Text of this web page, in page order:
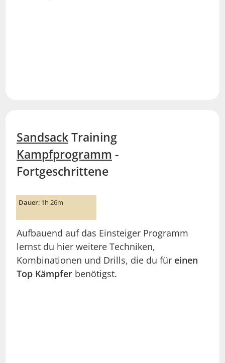
SandsackTraining
Kampfprogramm -
Fortgeschrittene
Dauer: 1h 26m
Aufbauend auf das Einsteiger Programm
lernst du hier weitere Techniken,
Kombinationen und Drills, die du für einen
Top Kämpfer benötigst.